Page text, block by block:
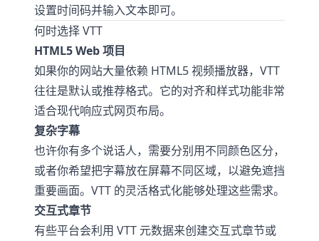
设置时间码并输入文本即可。
何时选择 VTT
HTML5 Web 项目
如果你的网站大量依赖 HTML5 视频播放器，VTT
往往是默认或推荐格式。它的对齐和样式功能非常
适合现代响应式网页布局。
复杂字幕
也许你有多个说话人，需要分别用不同颜色区分，
或者你希望把字幕放在屏幕不同区域，以避免遮挡
重要画面。VTT 的灵活格式化能够处理这些需求。
交互式章节
有些平台会利用 VTT 元数据来创建交互式章节或